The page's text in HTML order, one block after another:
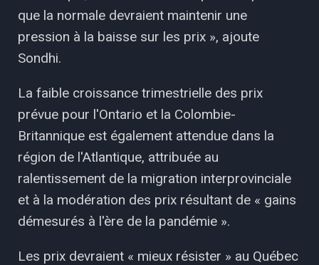
que la normale devraient maintenir une
pression à la baisse sur les prix », ajoute
Sondhi.
La faible croissance trimestrielle des prix
prévue pour l'Ontario et la Colombie-
Britannique est également attendue dans la
région de l'Atlantique, attribuée au
ralentissement de la migration interprovinciale
et à la modération des prix résultant de « gains
démesurés à l'ère de la pandémie ».
Les prix devraient « mieux résister » au Québec